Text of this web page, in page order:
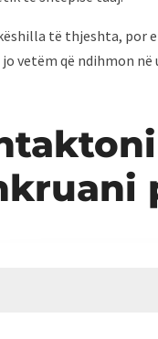
të thjeshta, por
jo vetëm që ndihmon